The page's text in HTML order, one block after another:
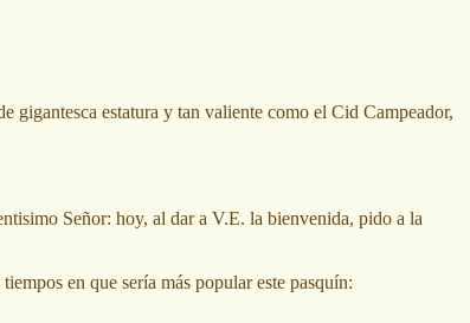
estatura y tan valiente como el Cid Campeador,
Señor: hoy, al dar a V.E. la bienvenida, pido a la
en que sería más popular este pasquín: